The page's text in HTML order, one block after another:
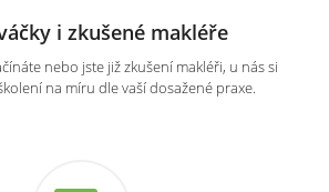
i zkušené makléře
nebo jste již zkušení makléři, u nás si
na míru dle vaší dosažené praxe.